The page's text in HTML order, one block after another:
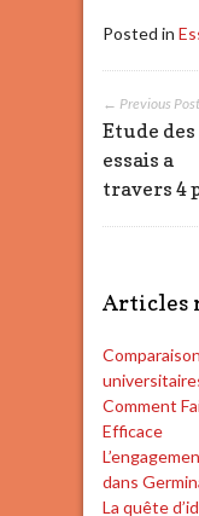
Posted in
← Previous Post
Etude des
essais a
travers 4
Articles
Comment
Efficace
dans
La quête